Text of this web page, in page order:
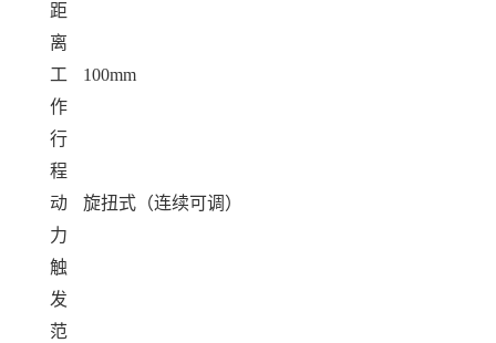
距
离
工
作
行
程
100mm
动
力
触
发
范
旋扭式（连续可调）